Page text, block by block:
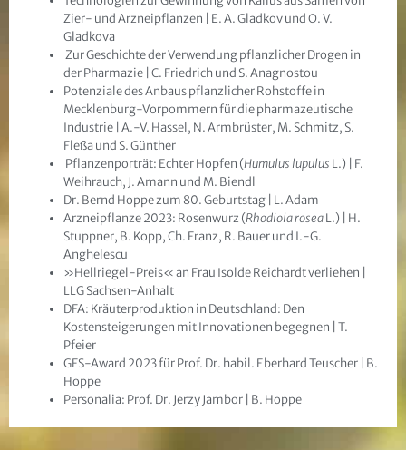
Zier- und Arzneipflanzen | E. A. Gladkov und O. V.
Gladkova
 Zur Geschichte der Verwendung pflanzlicher Drogen in
der Pharmazie | C. Friedrich und S. Anagnostou
Potenziale des Anbaus pflanzlicher Rohstoffe in
Mecklenburg-Vorpommern für die pharmazeutische
Industrie | A.-V. Hassel, N. Armbrüster, M. Schmitz, S.
Fleßa und S. Günther
 Pflanzenporträt: Echter Hopfen (Humulus lupulus L.) | F.
Weihrauch, J. Amann und M. Biendl
Dr. Bernd Hoppe zum 80. Geburtstag | L. Adam 
Arzneipflanze 2023: Rosenwurz (Rhodiola roseaL.) | H.
Stuppner, B. Kopp, Ch. Franz, R. Bauer und I.-G.
Anghelescu
»Hellriegel-Preis« an Frau Isolde Reichardt verliehen |
LLG Sachsen-Anhalt
DFA: Kräuterproduktion in Deutschland: Den
Kostensteigerungen mit Innovationen begegnen | T.
Pfeier
GFS-Award 2023 für Prof. Dr. habil. Eberhard Teuscher | B.
Hoppe
Personalia: Prof. Dr. Jerzy Jambor | B. Hoppe